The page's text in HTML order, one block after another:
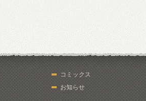
コミックス
お知らせ